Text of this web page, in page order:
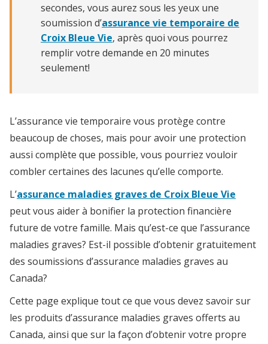
secondes, vous aurez sous les yeux une
soumission d’assurance vie temporaire de
Croix Bleue Vie, après quoi vous pourrez
remplir votre demande en 20 minutes
seulement!
L’assurance vie temporaire vous protège contre
beaucoup de choses, mais pour avoir une protection
aussi complète que possible, vous pourriez vouloir
combler certaines des lacunes qu’elle comporte.
L’assurance maladies graves de Croix Bleue Vie
peut vous aider à bonifier la protection financière
future de votre famille. Mais qu’est-ce que l’assurance
maladies graves? Est-il possible d’obtenir gratuitement
des soumissions d’assurance maladies graves au
Canada?
Cette page explique tout ce que vous devez savoir sur
les produits d’assurance maladies graves offerts au
Canada, ainsi que sur la façon d’obtenir votre propre